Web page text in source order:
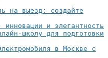
на выезд: создайте
и элегантность
школу для подготовки
в Москве с